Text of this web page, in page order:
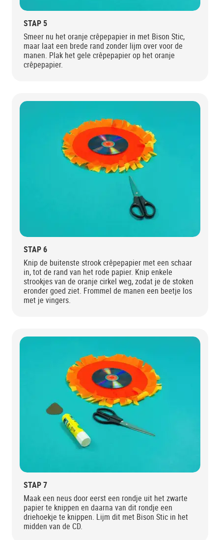
STAP 5
Smeer nu het oranje crêpepapier in met Bison Stic,
maar laat een brede rand zonder lijm over voor de
manen. Plak het gele crêpepapier op het oranje
crêpepapier.
STAP 6
Knip de buitenste strook crêpepapier met een schaar
in, tot de rand van het rode papier. Knip enkele
strookjes van de oranje cirkel weg, zodat je de stoken
eronder goed ziet. Frommel de manen een beetje los
met je vingers.
STAP 7
Maak een neus door eerst een rondje uit het zwarte
papier te knippen en daarna van dit rondje een
driehoekje te knippen. Lijm dit met Bison Stic in het
midden van de CD.